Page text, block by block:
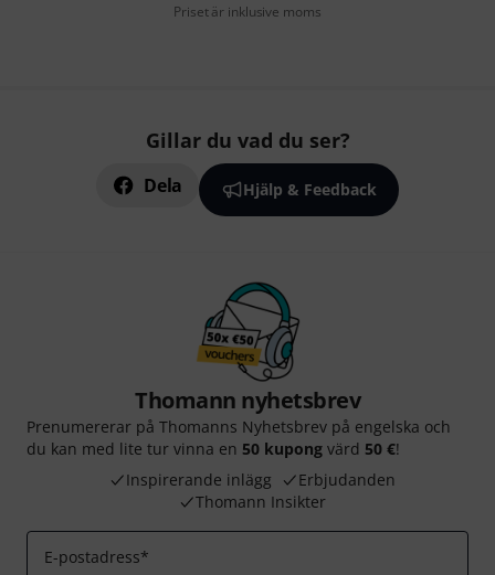
Priset är inklusive moms
Gillar du vad du ser?
Dela Hjälp & Feedback
Thomann nyhetsbrev
Prenumererar på Thomanns Nyhetsbrev på engelska och
du kan med lite tur vinna en 50 kupong värd 50 €!
Inspirerande inlägg
Erbjudanden
Thomann Insikter
E-postadress*